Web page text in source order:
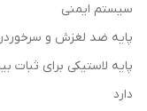
سیستم ایمنی
پایه ضد لغزش و
پایه لاستیکی برای ثبات
دارد